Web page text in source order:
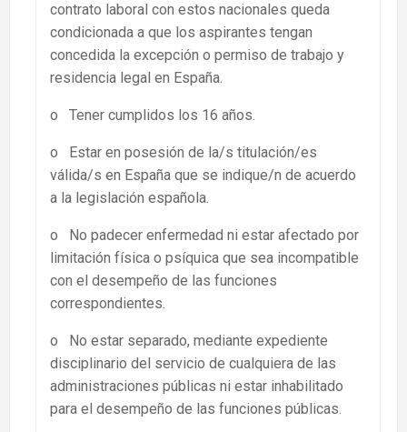
contrato laboral con estos nacionales queda
condicionada a que los aspirantes tengan
concedida la excepción o permiso de trabajo y
residencia legal en España.
o Tener cumplidos los 16 años.
o Estar en posesión de la/s titulación/es
válida/s en España que se indique/n de acuerdo
a la legislación española.
o No padecer enfermedad ni estar afectado por
limitación física o psíquica que sea incompatible
con el desempeño de las funciones
correspondientes.
o No estar separado, mediante expediente
disciplinario del servicio de cualquiera de las
administraciones públicas ni estar inhabilitado
para el desempeño de las funciones públicas.